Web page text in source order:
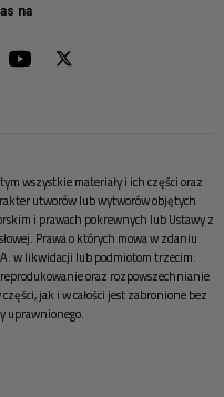
na
wszystkie materiały i ich części oraz
utworów lub wytworów objętych
i prawach pokrewnych lub Ustawy z
Prawa o których mowa w zdaniu
w likwidacji lub podmiotom trzecim.
oraz rozpowszechnianie
jak i w całości jest zabronione bez
uprawnionego.